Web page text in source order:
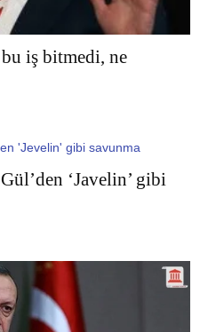
iş bitmedi, ne
‘Javelin’ gibi